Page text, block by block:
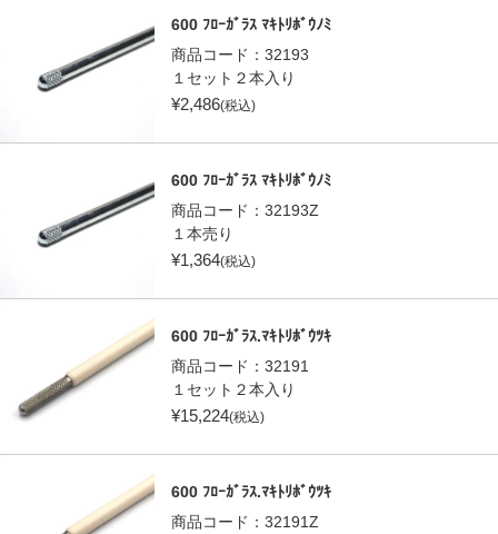
600 ﾌﾛｰｶﾞﾗｽ ﾏｷﾄﾘﾎﾞｳﾉﾐ
商品コード： 32193
１セット２本入り
¥2,486(税込)
600 ﾌﾛｰｶﾞﾗｽ ﾏｷﾄﾘﾎﾞｳﾉﾐ
商品コード： 32193Z
１本売り
¥1,364(税込)
600 ﾌﾛｰｶﾞﾗｽ.ﾏｷﾄﾘﾎﾞｳﾂｷ
商品コード： 32191
１セット２本入り
¥15,224(税込)
600 ﾌﾛｰｶﾞﾗｽ.ﾏｷﾄﾘﾎﾞｳﾂｷ
商品コード： 32191Z